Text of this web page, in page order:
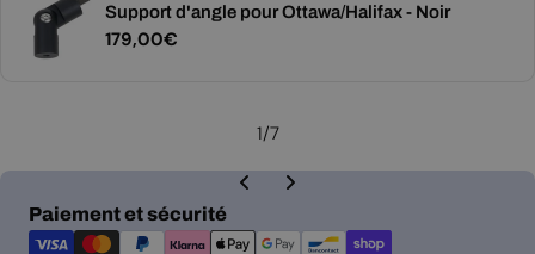
Support d'angle pour Ottawa/Halifax - Noir
Prix
179,00€
1/7
Paiement et sécurité
Modes
de